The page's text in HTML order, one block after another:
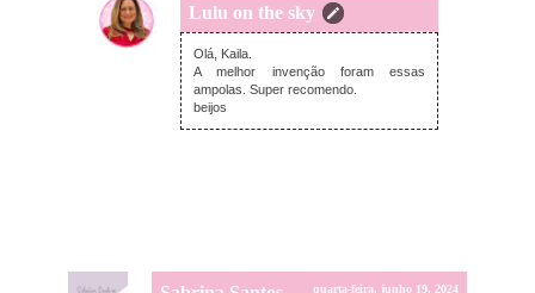
Lulu on the sky
domingo, junho 30, 2024
Olá, Kaila.
A melhor invenção foram essas
ampolas. Super recomendo.
beijos
quarta-feira, junho 19, 2024